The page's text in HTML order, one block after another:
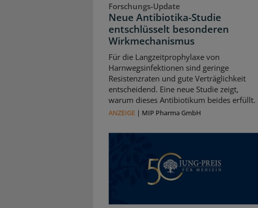
Forschungs-Update
Neue Antibiotika-Studie
entschlüsselt besonderen
Wirkmechanismus
Für die Langzeitprophylaxe von
Harnwegsinfektionen sind geringe
Resistenzraten und gute Verträglichkeit
entscheidend. Eine neue Studie zeigt,
warum dieses Antibiotikum beides erfüllt.
ANZEIGE | MIP Pharma GmbH